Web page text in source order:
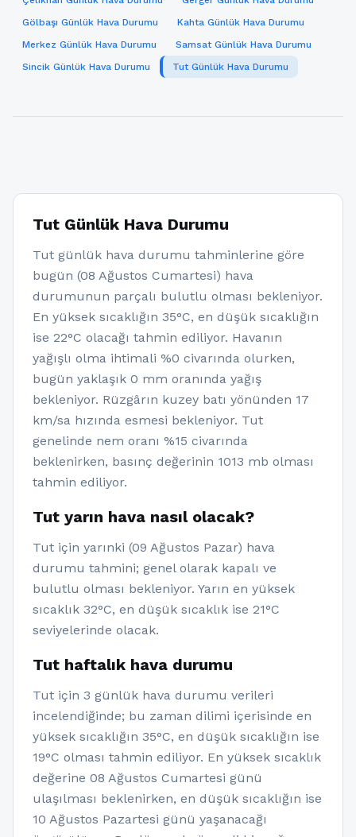
Gölbaşı Günlük Hava Durumu
Kahta Günlük Hava Durumu
Merkez Günlük Hava Durumu
Samsat Günlük Hava Durumu
Sincik Günlük Hava Durumu
Tut Günlük Hava Durumu
Tut Günlük Hava Durumu
Tut günlük hava durumu tahminlerine göre
bugün (08 Ağustos Cumartesi) hava
durumunun parçalı bulutlu olması bekleniyor.
En yüksek sıcaklığın 35°C, en düşük sıcaklığın
ise 22°C olacağı tahmin ediliyor. Havanın
yağışlı olma ihtimali %0 civarında olurken,
bugün yaklaşık 0 mm oranında yağış
bekleniyor. Rüzgârın kuzey batı yönünden 17
km/sa hızında esmesi bekleniyor. Tut
genelinde nem oranı %15 civarında
beklenirken, basınç değerinin 1013 mb olması
tahmin ediliyor.
Tut yarın hava nasıl olacak?
Tut için yarınki (09 Ağustos Pazar) hava
durumu tahmini; genel olarak kapalı ve
bulutlu olması bekleniyor. Yarın en yüksek
sıcaklık 32°C, en düşük sıcaklık ise 21°C
seviyelerinde olacak.
Tut haftalık hava durumu
Tut için 3 günlük hava durumu verileri
incelendiğinde; bu zaman dilimi içerisinde en
yüksek sıcaklığın 35°C, en düşük sıcaklığın ise
19°C olması tahmin ediliyor. En yüksek sıcaklık
değerine 08 Ağustos Cumartesi günü
ulaşılması beklenirken, en düşük sıcaklığın ise
10 Ağustos Pazartesi günü yaşanacağı